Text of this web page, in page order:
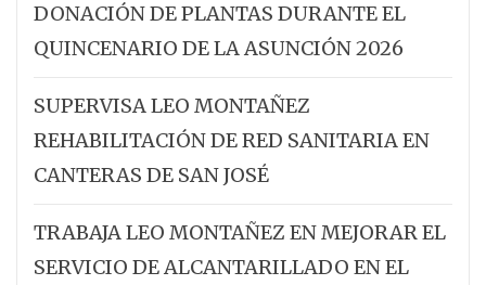
DONACIÓN DE PLANTAS DURANTE EL
QUINCENARIO DE LA ASUNCIÓN 2026
SUPERVISA LEO MONTAÑEZ
REHABILITACIÓN DE RED SANITARIA EN
CANTERAS DE SAN JOSÉ
TRABAJA LEO MONTAÑEZ EN MEJORAR EL
SERVICIO DE ALCANTARILLADO EN EL